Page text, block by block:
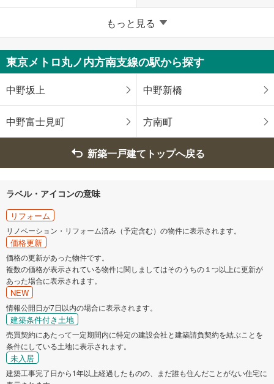
八王子市 立川市
武蔵野市 三鷹市
青梅市 府中市
調布市
小平市
東村山市
国立市 福生市
狛江市 東大和市
清瀬市 東久留米市
武蔵村山市 多摩市
もっと見る
東京メトロ丸ノ内方南支線の駅から探す
中野坂上 中野新橋
中野富士見町 方南町
新築一戸建てトップへ戻る
ラベル・アイコンの意味
リフォーム
リノベーション・リフォーム済み（予定含む）の物件に表示されます。
価格更新
価格の更新があった物件です。
複数の価格が表示されている物件に関しましてはそのうちの１つ以上に更新が
あった場合に表示されます。
NEW
情報公開日が7日以内の場合に表示されます。
建築条件付き土地
売買契約にあたって一定期間内に特定の建設会社と建築請負契約を結ぶことを
条件にしている土地に表示されます。
未入居
建築工事完了日から1年以上経過したものの、まだ誰も住んだことがない住宅に